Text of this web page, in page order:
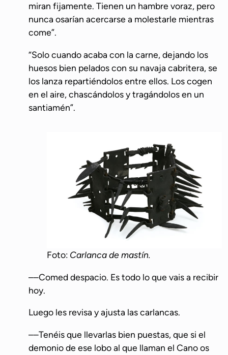
miran fijamente. Tienen un hambre voraz, pero
nunca osarían acercarse a molestarle mientras
come”.
“Solo cuando acaba con la carne, dejando los
huesos bien pelados con su navaja cabritera, se
los lanza repartiéndolos entre ellos. Los cogen
en el aire, chascándolos y tragándolos en un
santiamén”.
Foto: Carlanca de mastín.
––Comed despacio. Es todo lo que vais a recibir
hoy.
Luego les revisa y ajusta las carlancas.
––Tenéis que llevarlas bien puestas, que si el
demonio de ese lobo al que llaman el Cano os